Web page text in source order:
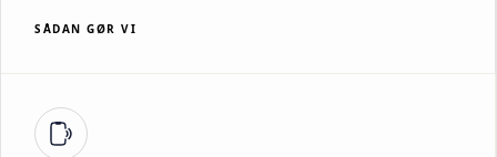
SÅDAN GØR VI